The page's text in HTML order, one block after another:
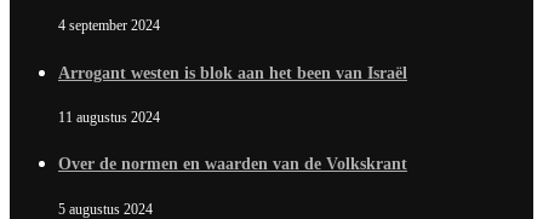
4 september 2024
Arrogant westen is blok aan het been van Israël
11 augustus 2024
Over de normen en waarden van de Volkskrant
5 augustus 2024